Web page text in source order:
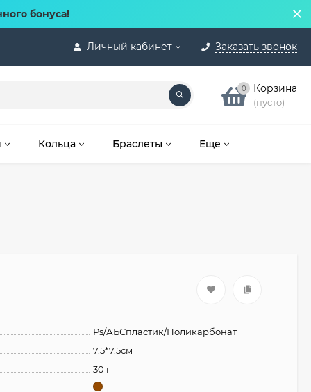
бонуса!
Личный кабинет Заказать звонок
0 Корзина
(пусто)
Кольца Браслеты Еще
Ps/АБСпластик/Поликарбонат
7.5*7.5см
30 г